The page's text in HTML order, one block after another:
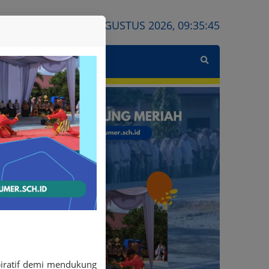
JUMAT, 7 AGUSTUS 2026, 09:35:47
demi mendukung